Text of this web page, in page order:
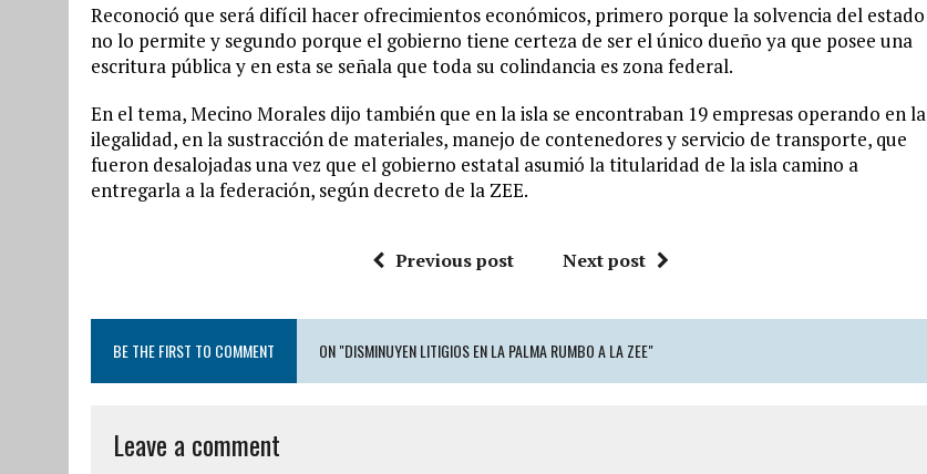
Reconoció que será difícil hacer ofrecimientos económicos, primero porque la solvencia del estado
no lo permite y segundo porque el gobierno tiene certeza de ser el único dueño ya que posee una
escritura pública y en esta se señala que toda su colindancia es zona federal.
En el tema, Mecino Morales dijo también que en la isla se encontraban 19 empresas operando en la
ilegalidad, en la sustracción de materiales, manejo de contenedores y servicio de transporte, que
fueron desalojadas una vez que el gobierno estatal asumió la titularidad de la isla camino a
entregarla a la federación, según decreto de la ZEE.
Previous post Next post
BE THE FIRST TO COMMENT ON "DISMINUYEN LITIGIOS EN LA PALMA RUMBO A LA ZEE"
Leave a comment